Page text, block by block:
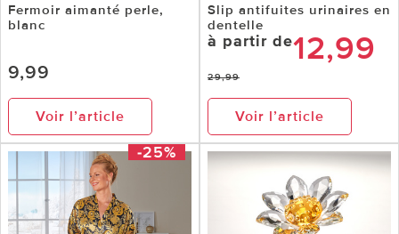
Fermoir aimanté perle,
blanc
9,99
Voir l’article
Slip antifuites urinaires en
dentelle
à partir de12,99
29,99
Voir l’article
-25%